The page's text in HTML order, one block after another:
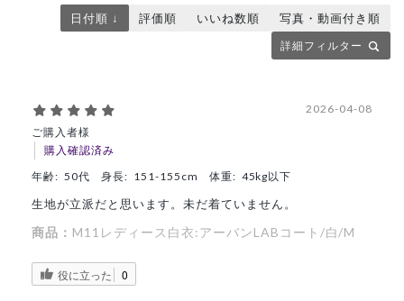
詳細フィルター
日付順 ↓ 評価順 いいね数順 写真・動画付き順
ご購入者様
購入確認済み
2026-04-08
年齢: 50代 身長: 151-155cm 体重: 45kg以下
生地が立派だと思います。未だ着ていません。
商品： M11レディース白衣:アーバンLABコート/白/M
役に立った 0